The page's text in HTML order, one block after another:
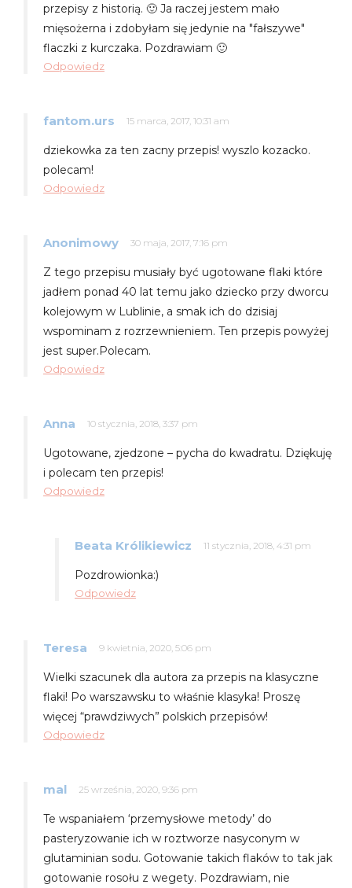
przepisy z historią. 🙂 Ja raczej jestem mało
mięsożerna i zdobyłam się jedynie na "fałszywe"
flaczki z kurczaka. Pozdrawiam 🙂
Odpowiedz
fantom.urs 15 marca, 2017, 10:31 am
dziekowka za ten zacny przepis! wyszlo kozacko.
polecam!
Odpowiedz
Anonimowy 30 maja, 2017, 7:16 pm
Z tego przepisu musiały być ugotowane flaki które
jadłem ponad 40 lat temu jako dziecko przy dworcu
kolejowym w Lublinie, a smak ich do dzisiaj
wspominam z rozrzewnieniem. Ten przepis powyżej
jest super.Polecam.
Odpowiedz
Anna 10 stycznia, 2018, 3:37 pm
Ugotowane, zjedzone – pycha do kwadratu. Dziękuję
i polecam ten przepis!
Odpowiedz
Beata Królikiewicz 11 stycznia, 2018, 4:31 pm
Pozdrowionka:)
Odpowiedz
Teresa 9 kwietnia, 2020, 5:06 pm
Wielki szacunek dla autora za przepis na klasyczne
flaki! Po warszawsku to właśnie klasyka! Proszę
więcej “prawdziwych” polskich przepisów!
Odpowiedz
mal 25 września, 2020, 9:36 pm
Te wspaniałem ‘przemysłowe metody’ do
pasteryzowanie ich w roztworze nasyconym w
glutaminian sodu. Gotowanie takich flaków to tak jak
gotowanie rosołu z wegety. Pozdrawiam, nie